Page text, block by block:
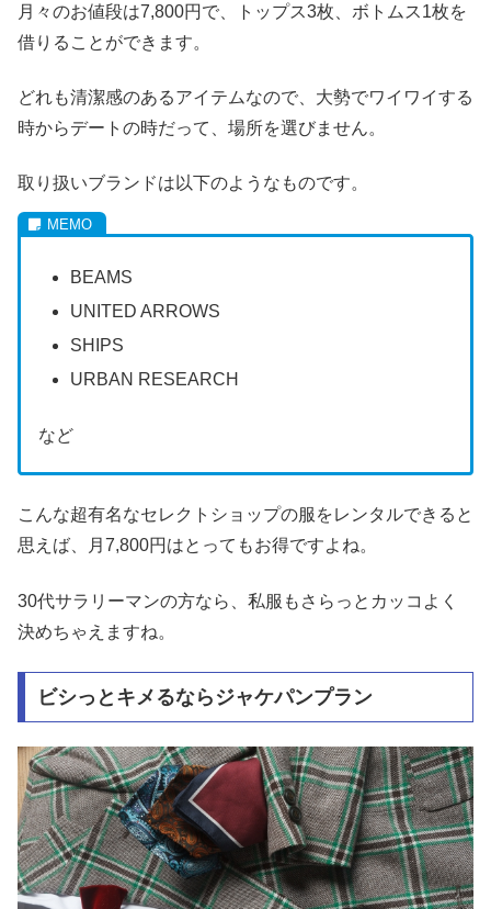
月々のお値段は7,800円で、トップス3枚、ボトムス1枚を
借りることができます。
どれも清潔感のあるアイテムなので、大勢でワイワイする
時からデートの時だって、場所を選びません。
取り扱いブランドは以下のようなものです。
BEAMS
UNITED ARROWS
SHIPS
URBAN RESEARCH
など
こんな超有名なセレクトショップの服をレンタルできると
思えば、月7,800円はとってもお得ですよね。
30代サラリーマンの方なら、私服もさらっとカッコよく
決めちゃえますね。
ビシっとキメるならジャケパンプラン